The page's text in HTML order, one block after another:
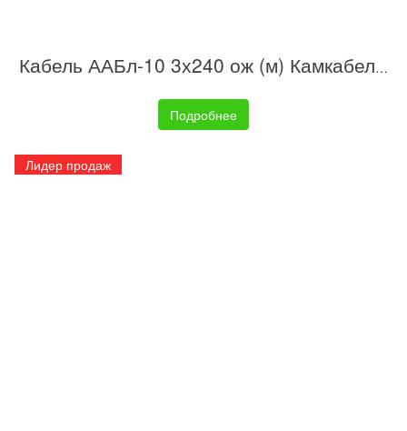
Кабель ААБл-10 3х240 ож (м) Камкабель 11Ы66314600K010
Подробнее
Лидер продаж